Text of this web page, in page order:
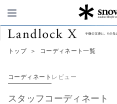
Snow
トップ ＞ コーディネート一覧
コーディネート レビュー
スタッフコーディネート